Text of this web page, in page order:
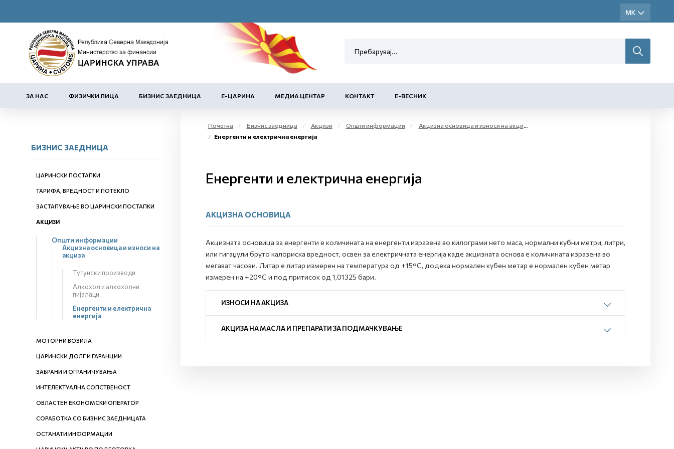
ЗА НАС ФИЗИЧКИ ЛИЦА БИЗНИС ЗАЕДНИЦА Е-ЦАРИНА МЕДИА ЦЕНТАР КОНТАКТ Е-ВЕСНИК
БИЗНИС ЗАЕДНИЦА
ЦАРИНСКИ ПОСТАПКИ
ТАРИФА, ВРЕДНОСТ И ПОТЕКЛО
ЗАСТАПУВАЊЕ ВО ЦАРИНСКИ ПОСТАПКИ
АКЦИЗИ
Општи информации
Акцизна основица и износи на
акциза
Тутунски производи
Алкохол и алкохолни
пијалаци
Енергенти и електрична
енергија
МОТОРНИ ВОЗИЛА
ЦАРИНСКИ ДОЛГ И ГАРАНЦИИ
ЗАБРАНИ И ОГРАНИЧУВАЊА
ИНТЕЛЕКТУАЛНА СОПСТВЕНОСТ
ОВЛАСТЕН ЕКОНОМСКИ ОПЕРАТОР
СОРАБОТКА СО БИЗНИС ЗАЕДНИЦАТА
ОСТАНАТИ ИНФОРМАЦИИ
Почетна Бизнис заедница Акцизи Општи информации
Акцизна основица и износи на акциза
Енергенти и електрична енергија
Енергенти и електрична енергија
АКЦИЗНА ОСНОВИЦА
Акцизната основица за енергенти е количината на енергенти изразена во килограми нето маса, нормални кубни метри, литри,
или гигаџули бруто калориска вредност, освен за електричната енергија каде акцизната основа е количината изразена во
мегават часови. Литар е литар измерен на температура од +15°C, додека нормален кубен метар е нормален кубен метар
измерен на +20°C и под притисок од 1,01325 бари.
ИЗНОСИ НА АКЦИЗА
АКЦИЗА НА МАСЛА И ПРЕПАРАТИ ЗА ПОДМАЧКУВАЊЕ